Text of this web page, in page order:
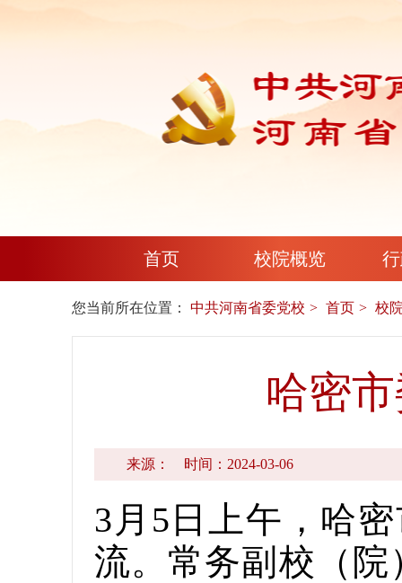
首页 校院概览
您当前所在位置： 中共河南省委党校 首页 校
哈密
来源： 时间：2024-03-06
3月5日上午，哈
流。常务副校（